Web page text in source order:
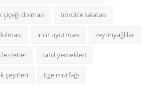
çiçeği dolması börülce salatası
incir uyutması zeytinyağlılar
lezzetler tahıl yemekleri
çeşitleri Ege mutfağı